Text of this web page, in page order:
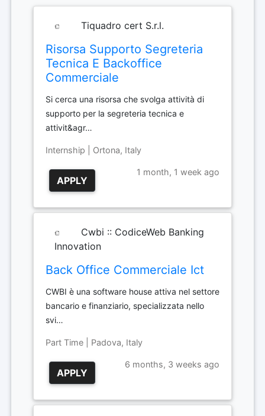
Tiquadro cert S.r.l.
Risorsa Supporto Segreteria
Tecnica E Backoffice
Commerciale
Si cerca una risorsa che svolga attività di
supporto per la segreteria tecnica e
attivit&agr…
Internship | Ortona, Italy
APPLY
1 month, 1 week ago
Cwbi :: CodiceWeb Banking
Innovation
Back Office Commerciale Ict
CWBI è una software house attiva nel settore
bancario e finanziario, specializzata nello
svi…
Part Time | Padova, Italy
APPLY
6 months, 3 weeks ago